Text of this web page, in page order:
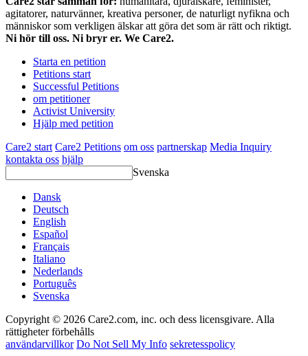
agitatorer, naturvänner, kreativa personer, de naturligt nyfikna och
människor som verkligen älskar att göra det som är rätt och riktigt.
Ni hör till oss. Ni bryr er. We Care2.
Starta en petition
Petitions start
Successful Petitions
om petitioner
Activist University
Hjälp med petition
Care2 start Care2 Petitions om oss partnerskap Media Inquiry
kontakta oss hjälp
Svenska
Dansk
Deutsch
English
Español
Français
Italiano
Nederlands
Português
Svenska
Copyright © 2026 Care2.com, inc. och dess licensgivare. Alla
rättigheter förbehålls
användarvillkor Do Not Sell My Info sekretesspolicy